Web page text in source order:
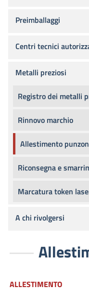
Preimballaggi
Centri tecnici
Metalli preziosi
Registro dei metalli
Rinnovo marchio
Allestimento
Riconsegna e
Marcatura token
A chi rivolgersi
ALLESTIMENTO